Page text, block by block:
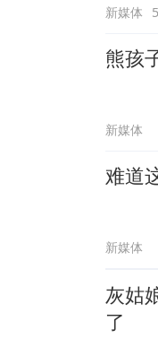
新媒体
熊孩
新媒体
难道
新媒体
灰姑
了